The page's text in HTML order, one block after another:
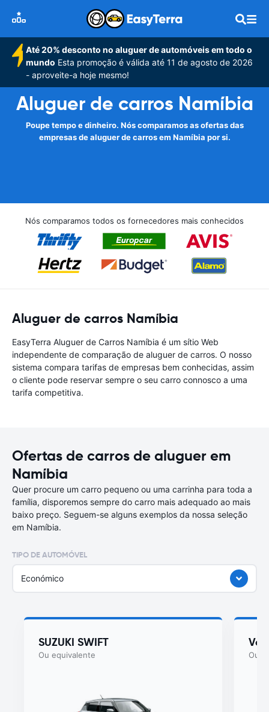
Até 20% desconto no aluguer de automóveis em todo o
mundo Esta promoção é válida até 11 de agosto de 2026
- aproveite-a hoje mesmo!
Aluguer de carros Namíbia
Poupe tempo e dinheiro. Nós comparamos as ofertas das
empresas de aluguer de carros em Namíbia por si.
Nós comparamos todos os fornecedores mais conhecidos
Aluguer de carros Namíbia
EasyTerra Aluguer de Carros Namíbia é um sítio Web
independente de comparação de aluguer de carros. O nosso
sistema compara tarifas de empresas bem conhecidas, assim
o cliente pode reservar sempre o seu carro connosco a uma
tarifa competitiva.
Ofertas de carros de aluguer em
Namíbia
Quer procure um carro pequeno ou uma carrinha para toda a
família, disporemos sempre do carro mais adequado ao mais
baixo preço. Seguem-se alguns exemplos da nossa seleção
em Namíbia.
TIPO DE AUTOMÓVEL
Económico
SUZUKI SWIFT
Ou equivalente Ou